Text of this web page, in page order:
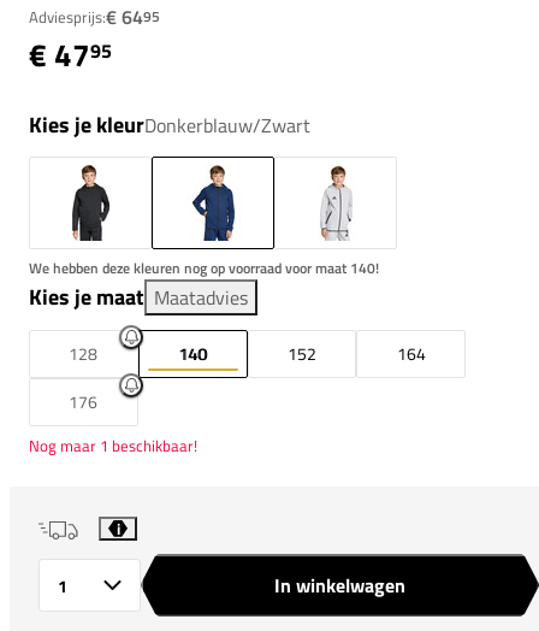
Adviesprijs:€ 6495
€ 4795
Kies je kleurDonkerblauw/Zwart
We hebben deze kleuren nog op voorraad voor maat 140!
Kies je maat Maatadvies
128 140 152
164
176
Nog maar 1 beschikbaar!
i
In winkelwagen